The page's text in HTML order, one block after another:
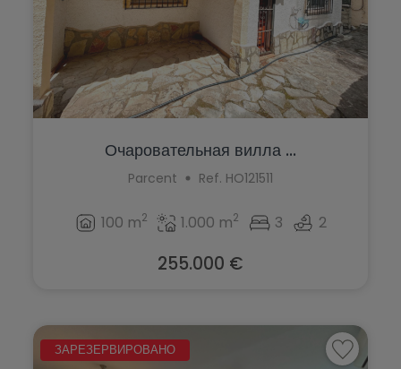
Очаровательная вилла ...
Parcent Ref. HO121511
100 m2 1.000 m2 3 2
255.000 €
ЗАРЕЗЕРВИРОВАНО